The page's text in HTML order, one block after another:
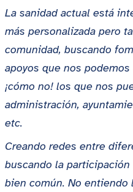
La sanidad actual está
más personalizada pero
comunidad, buscando
apoyos que nos
¡cómo no! los que nos
administración,
etc.
Creando redes entre
buscando la
bien común. No